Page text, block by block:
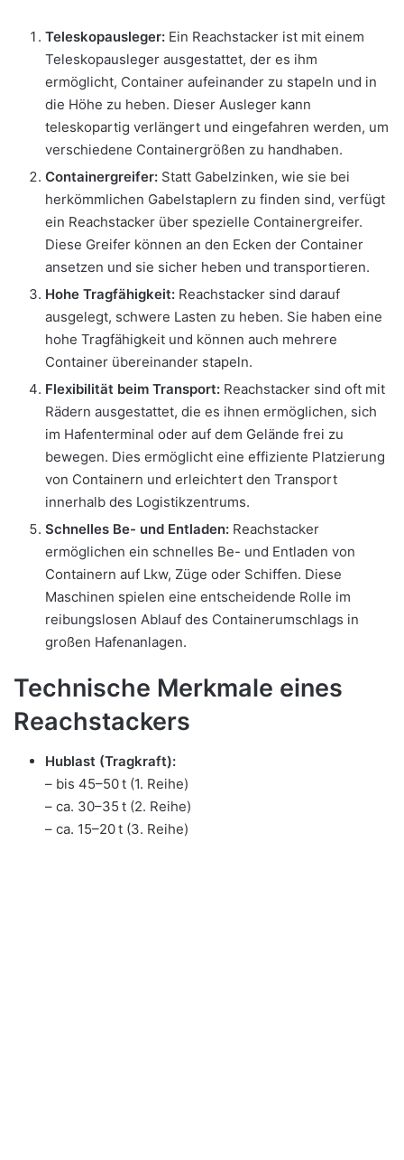
Teleskopausleger: Ein Reachstacker ist mit einem
Teleskopausleger ausgestattet, der es ihm
ermöglicht, Container aufeinander zu stapeln und in
die Höhe zu heben. Dieser Ausleger kann
teleskopartig verlängert und eingefahren werden, um
verschiedene Containergrößen zu handhaben.
Containergreifer: Statt Gabelzinken, wie sie bei
herkömmlichen Gabelstaplern zu finden sind, verfügt
ein Reachstacker über spezielle Containergreifer.
Diese Greifer können an den Ecken der Container
ansetzen und sie sicher heben und transportieren.
Hohe Tragfähigkeit: Reachstacker sind darauf
ausgelegt, schwere Lasten zu heben. Sie haben eine
hohe Tragfähigkeit und können auch mehrere
Container übereinander stapeln.
Flexibilität beim Transport: Reachstacker sind oft mit
Rädern ausgestattet, die es ihnen ermöglichen, sich
im Hafenterminal oder auf dem Gelände frei zu
bewegen. Dies ermöglicht eine effiziente Platzierung
von Containern und erleichtert den Transport
innerhalb des Logistikzentrums.
Schnelles Be- und Entladen: Reachstacker
ermöglichen ein schnelles Be- und Entladen von
Containern auf Lkw, Züge oder Schiffen. Diese
Maschinen spielen eine entscheidende Rolle im
reibungslosen Ablauf des Containerumschlags in
großen Hafenanlagen.
Technische Merkmale eines
Reachstackers
Hublast (Tragkraft):
– bis 45–50 t (1. Reihe)
– ca. 30–35 t (2. Reihe)
– ca. 15–20 t (3. Reihe)